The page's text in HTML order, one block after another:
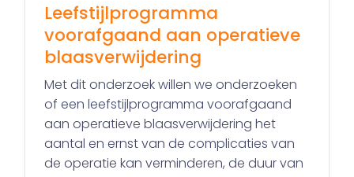
Leefstijlprogramma
voorafgaand aan operatieve
blaasverwijdering
Met dit onderzoek willen we onderzoeken
of een leefstijlprogramma voorafgaand
aan operatieve blaasverwijdering het
aantal en ernst van de complicaties van
de operatie kan verminderen, de duur van